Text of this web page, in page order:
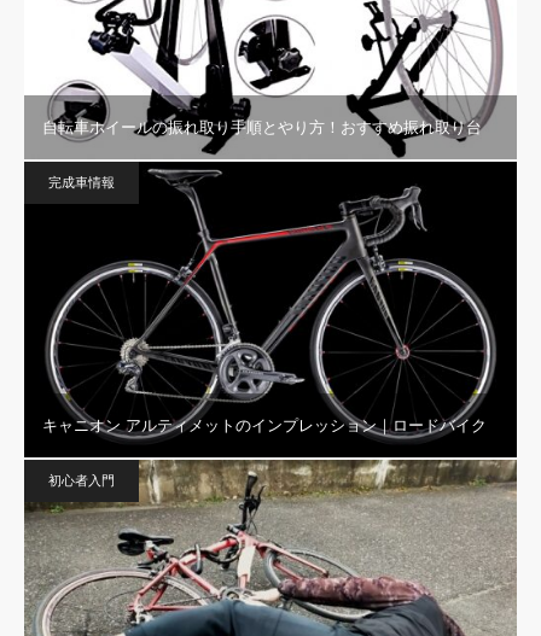
自転車ホイールの振れ取り手順とやり方！おすすめ振れ取り台
完成車情報
キャニオン アルティメットのインプレッション｜ロードバイク
初心者入門